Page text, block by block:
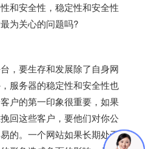
和安全性，稳定性和安全性
为关心的问题吗?
，要生存和发展除了自身网
服务器的稳定性和安全性也
户的第一印象很重要，如果
回这些客户，要他们对你公
的。一个网站如果长期处于